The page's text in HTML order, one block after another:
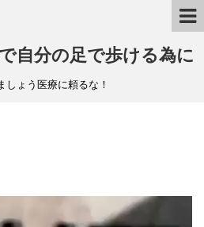
自分の足で歩ける為に
しょう医療に頼るな！